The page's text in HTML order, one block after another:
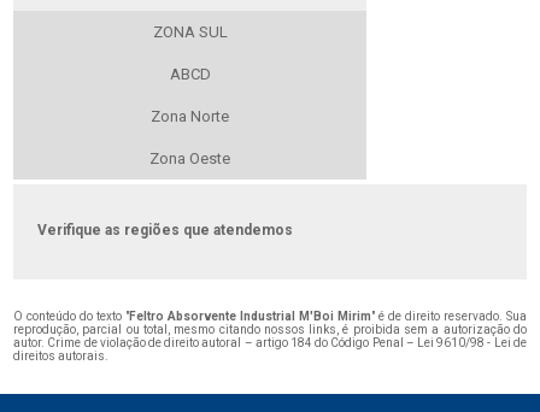
ZONA SUL
ABCD
Zona Norte
Zona Oeste
Verifique as regiões que atendemos
O conteúdo do texto "Feltro Absorvente Industrial M'Boi Mirim" é de direito reservado. Sua
reprodução, parcial ou total, mesmo citando nossos links, é proibida sem a autorização do
autor. Crime de violação de direito autoral – artigo 184 do Código Penal –
Lei 9610/98 - Lei de
direitos autorais